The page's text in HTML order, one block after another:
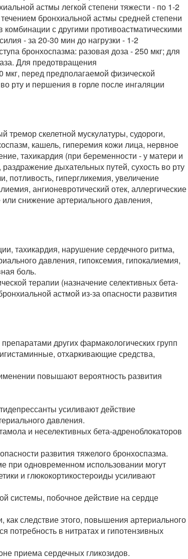
астмы легкой степени тяжести - по 1-2
бронхиальной астмы средней степени
с другими противоастматическими
- за 20-30 мин до нагрузки - 1-2
бронхоспазма: разовая доза - 250 мкг; для
Для предотвращения
мкг, перед предполагаемой физической
рту и першения в горле после ингаляции
тремор скелетной мускулатуры, судороги,
кашель, гиперемия кожи лица, нервное
тахикардия (при беременности - у матери и
дыхательных путей, сухость во рту
потливость, гипергликемия, увеличение
ангионевротический отек, аллергические
снижение артериального давления,
тахикардия, нарушение сердечного ритма,
давления, гипоксемия, гипокалиемия,
боль.
терапии (назначение селективных бета-
астмой из-за опасности развития
других фармакологических групп
отхаркивающие средства,
повышают вероятность развития
усиливают действие
давления.
и неселективных бета-адреноблокаторов
развития тяжелого бронхоспазма.
при одновременном использовании могут
и глюкокортикостероиды усиливают
системы, побочное действие на сердце
следствие этого, повышения артериального
в нитратах и гипотензивных
приема сердечных гликозидов.